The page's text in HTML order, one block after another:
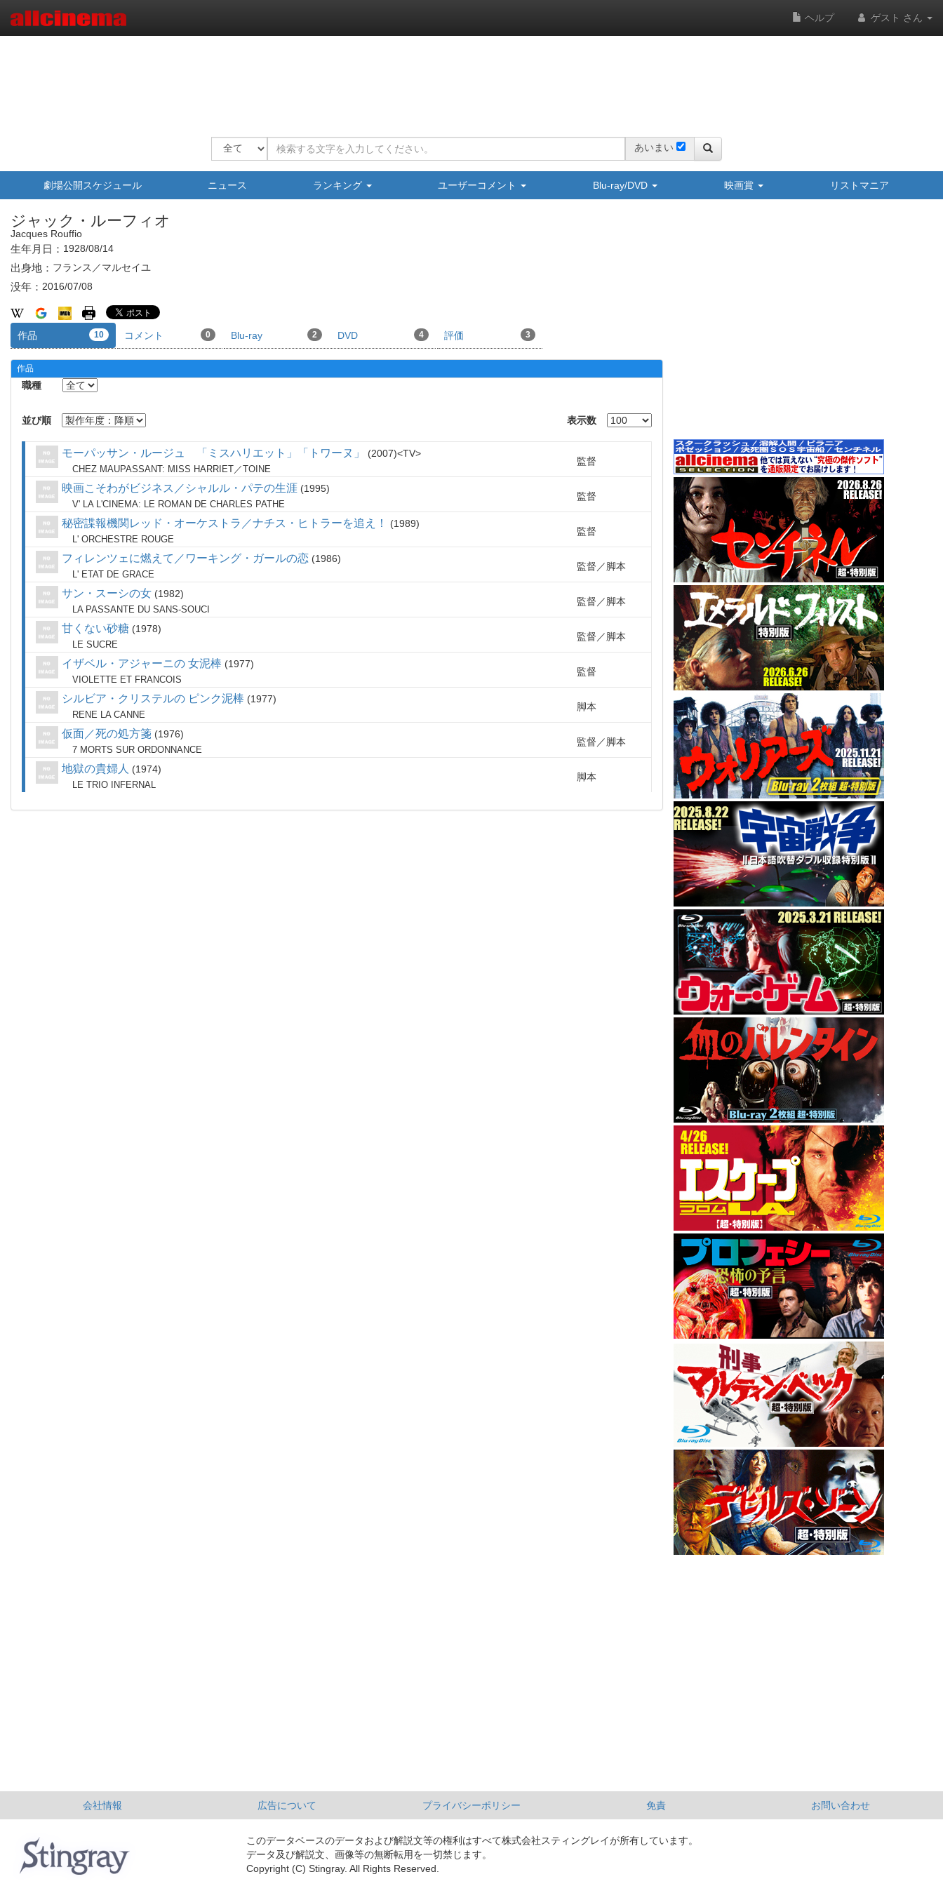
ヘルプ ゲスト さん
あいまい
劇場公開スケジュール ニュース ランキング ユーザーコメント Blu-ray/DVD 映画賞 リストマニア
ジャック・ルーフィオ
Jacques Rouffio
生年月日： 1928/08/14
出身地： フランス／マルセイユ
没年： 2016/07/08
作品 10 コメント 0 Blu-ray 2 DVD 4 評価 3
作品
職種
並び順 表示数
モーパッサン・ルージュ 「ミスハリエット」「トワーヌ」 2007 TV
CHEZ MAUPASSANT: MISS HARRIET／TOINE
監督
映画こそわがビジネス／シャルル・パテの生涯 1995
V' LA L'CINEMA: LE ROMAN DE CHARLES PATHE
監督
秘密諜報機関レッド・オーケストラ／ナチス・ヒトラーを追え！ 1989
L' ORCHESTRE ROUGE
監督
フィレンツェに燃えて／ワーキング・ガールの恋 1986
L' ETAT DE GRACE
監督 脚本
サン・スーシの女 1982
LA PASSANTE DU SANS-SOUCI
監督 脚本
甘くない砂糖 1978
LE SUCRE
監督 脚本
イザベル・アジャーニの 女泥棒 1977
VIOLETTE ET FRANCOIS
監督
シルビア・クリステルの ピンク泥棒 1977
RENE LA CANNE
脚本
仮面／死の処方箋 1976
7 MORTS SUR ORDONNANCE
監督 脚本
地獄の貴婦人 1974
LE TRIO INFERNAL
脚本
会社情報 広告について プライバシーポリシー 免責 お問い合わせ
このデータベースのデータおよび解説文等の権利はすべて株式会社スティングレイが所有しています。
データ及び解説文、画像等の無断転用を一切禁じます。
Copyright (C) Stingray. All Rights Reserved.